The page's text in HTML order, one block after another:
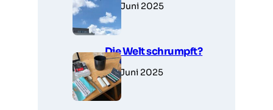
28. Juni 2025
Die Welt schrumpft?
27. Juni 2025